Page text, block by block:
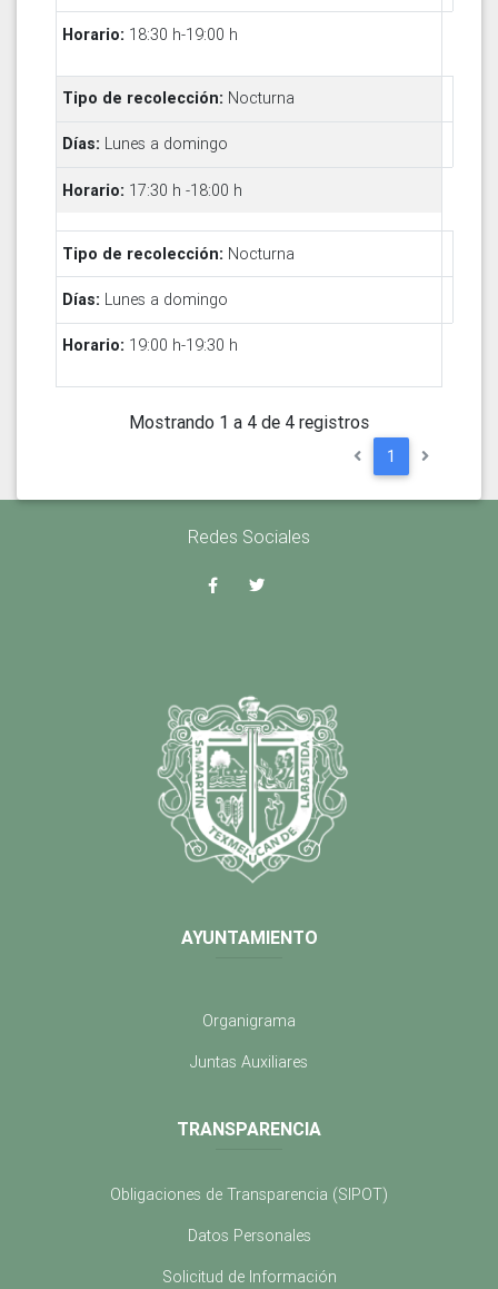
18:30 h-19:00 h
Nocturna
Lunes a domingo
17:30 h -18:00 h
Nocturna
Lunes a domingo
19:00 h-19:30 h
Mostrando 1 a 4 de 4 registros
1
Redes Sociales
AYUNTAMIENTO
Organigrama
Juntas Auxiliares
TRANSPARENCIA
Obligaciones de Transparencia (SIPOT)
Datos Personales
Solicitud de Información